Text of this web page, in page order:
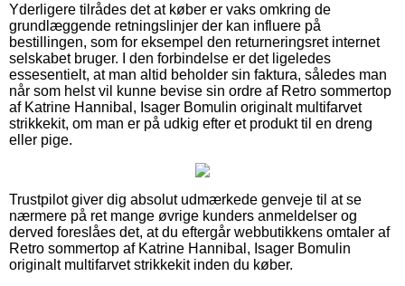
Yderligere tilrådes det at køber er vaks omkring de
grundlæggende retningslinjer der kan influere på
bestillingen, som for eksempel den returneringsret internet
selskabet bruger. I den forbindelse er det ligeledes
essesentielt, at man altid beholder sin faktura, således man
når som helst vil kunne bevise sin ordre af Retro sommertop
af Katrine Hannibal, Isager Bomulin originalt multifarvet
strikkekit, om man er på udkig efter et produkt til en dreng
eller pige.
Trustpilot giver dig absolut udmærkede genveje til at se
nærmere på ret mange øvrige kunders anmeldelser og
derved foreslåes det, at du eftergår webbutikkens omtaler af
Retro sommertop af Katrine Hannibal, Isager Bomulin
originalt multifarvet strikkekit inden du køber.